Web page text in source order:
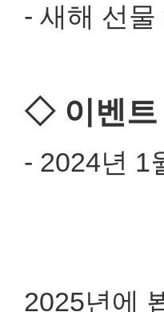
- 새해 선
◇ 이벤트
- 2024년 1
2025년에